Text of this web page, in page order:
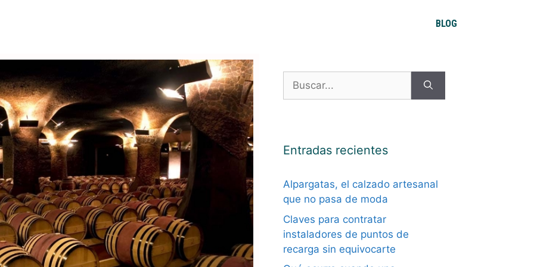
BLOG
Buscar:
Entradas recientes
Alpargatas, el calzado artesanal
que no pasa de moda
Claves para contratar
instaladores de puntos de
recarga sin equivocarte